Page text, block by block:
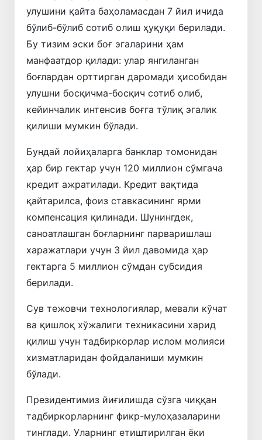
улушини қайта баҳоламасдан 7 йил ичида
бўлиб-бўлиб сотиб олиш ҳуқуқи берилади.
Бу тизим эски боғ эгаларини ҳам
манфаатдор қилади: улар янгиланган
боғлардан орттирган даромади ҳисобидан
улушни босқичма-босқич сотиб олиб,
кейинчалик интенсив боғга тўлиқ эгалик
қилиши мумкин бўлади.
Бундай лойиҳаларга банклар томонидан
ҳар бир гектар учун 120 миллион сўмгача
кредит ажратилади. Кредит вақтида
қайтарилса, фоиз ставкасининг ярми
компенсация қилинади. Шунингдек,
саноатлашган боғларнинг парваришлаш
харажатлари учун 3 йил давомида ҳар
гектарга 5 миллион сўмдан субсидия
берилади.
Сув тежовчи технологиялар, мевали кўчат
ва қишлоқ хўжалиги техникасини харид
қилиш учун тадбиркорлар ислом молияси
хизматларидан фойдаланиши мумкин
бўлади.
Президентимиз йиғилишда сўзга чиққан
тадбиркорларнинг фикр-мулоҳазаларини
тинглади. Уларнинг етиштирилган ёки